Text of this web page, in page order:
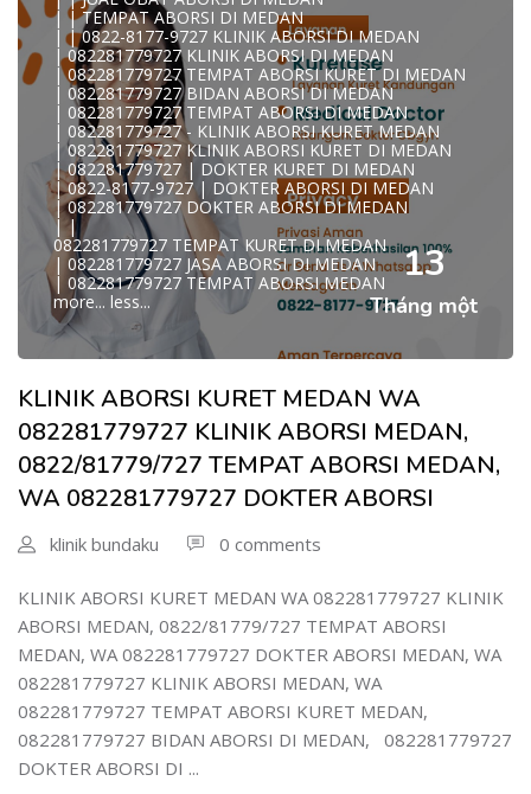
| | TEMPAT ABORSI DI MEDAN
| | 0822-8177-9727 KLINIK ABORSI DI MEDAN
| 082281779727 KLINIK ABORSI DI MEDAN
| 082281779727 TEMPAT ABORSI KURET DI MEDAN
| 082281779727 BIDAN ABORSI DI MEDAN
| 082281779727 TEMPAT ABORSI DI MEDAN
| 082281779727 - KLINIK ABORSI KURET MEDAN
| 082281779727 KLINIK ABORSI KURET DI MEDAN
| 082281779727 | DOKTER KURET DI MEDAN
| 0822-8177-9727 | DOKTER ABORSI DI MEDAN
| 082281779727 DOKTER ABORSI DI MEDAN
| |
082281779727 TEMPAT KURET DI MEDAN
| 082281779727 JASA ABORSI DI MEDAN
| 082281779727 TEMPAT ABORSI MEDAN
more... less...
13
Tháng một
KLINIK ABORSI KURET MEDAN WA
082281779727 KLINIK ABORSI MEDAN,
0822/81779/727 TEMPAT ABORSI MEDAN,
WA 082281779727 DOKTER ABORSI
klinik bundaku 0 comments
KLINIK ABORSI KURET MEDAN WA 082281779727 KLINIK
ABORSI MEDAN, 0822/81779/727 TEMPAT ABORSI
MEDAN, WA 082281779727 DOKTER ABORSI MEDAN, WA
082281779727 KLINIK ABORSI MEDAN, WA
082281779727 TEMPAT ABORSI KURET MEDAN,
082281779727 BIDAN ABORSI DI MEDAN, 082281779727
DOKTER ABORSI DI ...
WA 0822*81779*727 TEMPAT ABORSI MEDAN
WA 082281779727 DOKTER KURET DI MEDAN
WA 082281779727 TEMPAT KURET DI MEDAN
WA 082281779727 JASA ABORSI DI MEDAN
| WA 082-281-779-727 KURET AMAN WA 082281779727
TE
| WA 082-281-779-727 LOKASI ABORSI DI MEDAN
082-281-779-727 ABORSI AMAN DI MEDAN
| WA 082281779727 BIDAN MELAYANI KURET WA
08228177
WA 082281779727 BIDAN PRAKTEK MEDAN
| KLINIK ABORSI MEDAN
WA 082281779727 TEMPAT ABORSI DI MEDAN
| 082281779727 KLINIK ABORSI MEDAN
| WA 0822-8177-9727 DOKTER ABORSI DI MEDAN
| WA 082*2817797*27 BIDAN ABORSI DI MEDAN
| WA 0822*81779*727 KLINIK KURET DI MEDAN
WA 082281779727 KURET AMAN | WA 082281779727
KLINI
| WA 082/281779/727 KLINIK ABORSI KURET DI MEDAN
| WA 082281779727 DOKTER KURET DI MEDAN
WA 082281779727 DOKTER ABORSI DI MEDAN
| WA 08228*1779*727 TEMPAT KURET DI MEDAN
| WA )082281779727) JASA ABORSI DI MEDAN
| WA 0822#8177#9727 TEMPAT ABORSI MEDAN
| ABORSI AMAN DI MEDAN
| WA 082281779727 TEMPAT KURET MEDAN
0822817797
| WA 082281779727BIDAN PRAKTEK MEDAN
JUAL OBAT ABORSI DI MEDAN
| TEMPAT ABORSI DI MEDAN
| HTTPS://WA.ME/6282281779727 WA 082-281-779-727 K
| WA 082281779727 KLINIK ABORSI KURET DI MEDAN
| WA 082281779727 TEMPAT ABORSI DI MEDAN
| WA 082281779727 BIDAN ABORSI DI MEDAN
| WA 082281779727 TEMPAT ABORSI MEDAN
| 0822-8177-9727 DOKTER ABORSI DI MEDAN
| WA 082281779727 TEMPAT ABORSI KURET DI MEDAN